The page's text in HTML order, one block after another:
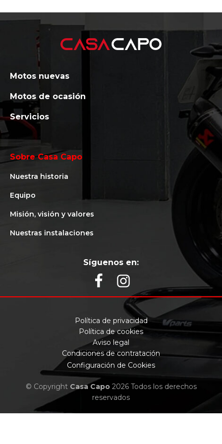
Motos nuevas
Motos de ocasión
Servicios
Sobre Casa Capo
Nuestra historia
Equipo
Misión, visión y valores
Nuestras instalaciones
Síguenos en:
© Copyright Casa Capo2026 Todos los derechos
reservados
Política de privacidad
Política de cookies
Aviso legal
Condiciones de contratación
Configuración de Cookies